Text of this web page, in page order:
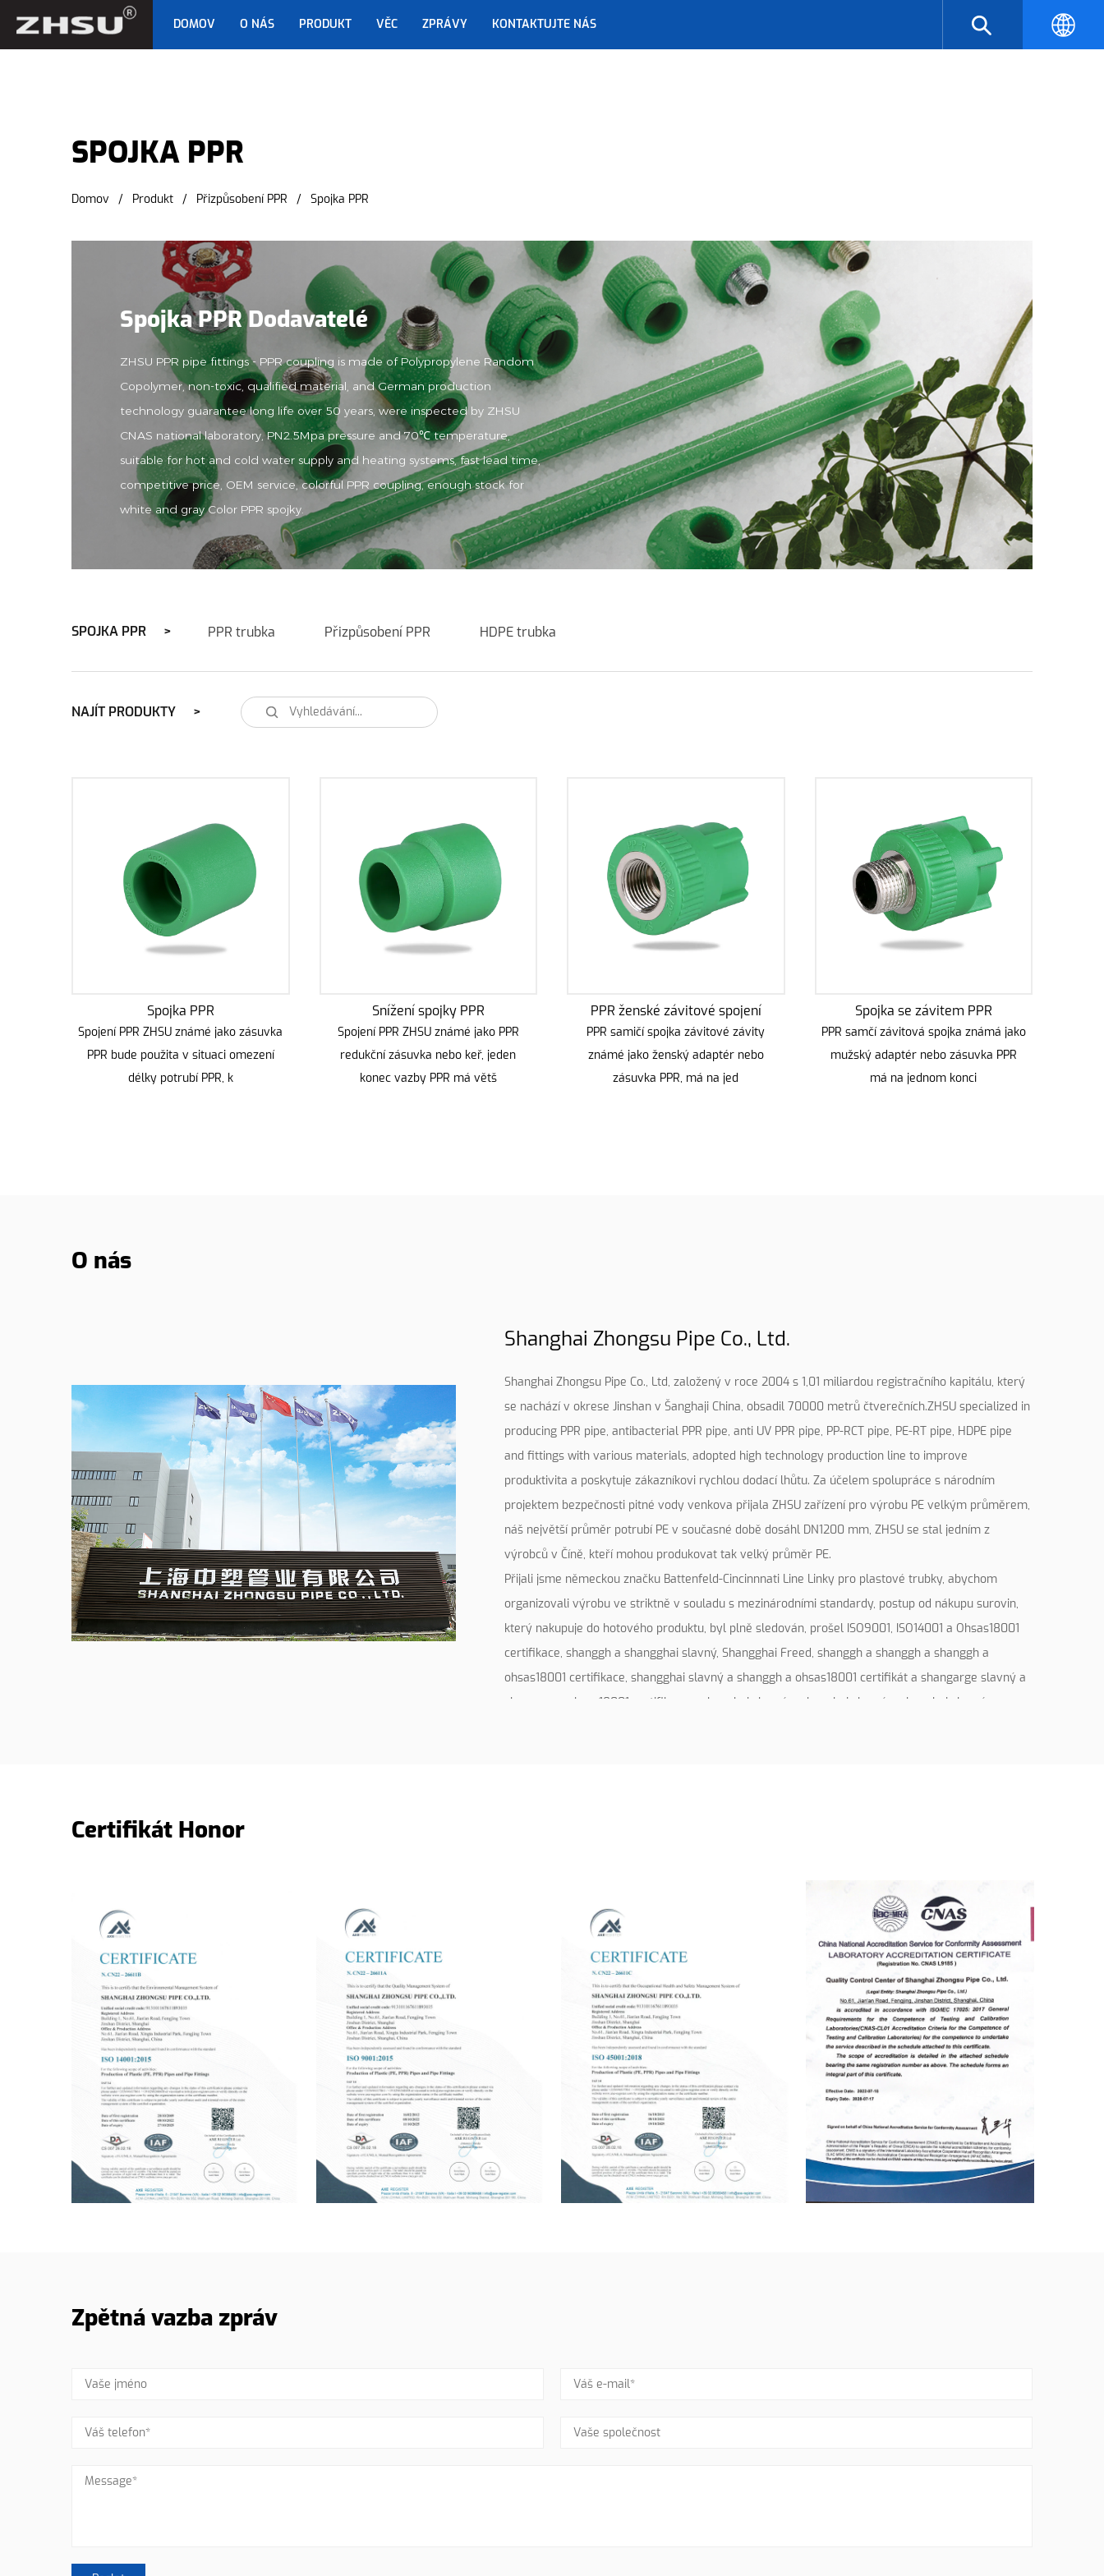
DOMOV O NÁS PRODUKT VĚC ZPRÁVY KONTAKTUJTE NÁS
SPOJKA PPR
SPOJKA PPR
Domov / Produkt / Přizpůsobení PPR / Spojka PPR
Spojka PPR Dodavatelé
ZHSU PPR pipe fittings - PPR coupling is made of Polypropylene Random
Copolymer, non-toxic, qualified material, and German production
technology guarantee long life over 50 years, were inspected by ZHSU
CNAS national laboratory, PN2.5Mpa pressure and 70℃ temperature,
suitable for hot and cold water supply and heating systems, fast lead time,
competitive price, OEM service, colorful PPR coupling, enough stock for
white and gray Color PPR spojky.
SPOJKA PPR PPR trubka Přizpůsobení PPR HDPE trubka
NAJÍT PRODUKTY
Spojka PPR
Spojení PPR ZHSU známé jako zásuvka
PPR bude použita v situaci omezení
délky potrubí PPR, k
Snížení spojky PPR
Spojení PPR ZHSU známé jako PPR
redukční zásuvka nebo keř, jeden
konec vazby PPR má větš
PPR ženské závitové spojení
PPR samičí spojka závitové závity
známé jako ženský adaptér nebo
zásuvka PPR, má na jed
Spojka se závitem PPR
PPR samčí závitová spojka známá jako
mužský adaptér nebo zásuvka PPR
má na jednom konci
O nás
Shanghai Zhongsu Pipe Co., Ltd.
Shanghai Zhongsu Pipe Co., Ltd, založený v roce 2004 s 1,01 miliardou registračního kapitálu, který
se nachází v okrese Jinshan v Šanghaji China, obsadil 70000 metrů čtverečních.ZHSU specialized in
producing PPR pipe, antibacterial PPR pipe, anti UV PPR pipe, PP-RCT pipe, PE-RT pipe, HDPE pipe
and fittings with various materials, adopted high technology production line to improve
produktivita a poskytuje zákazníkovi rychlou dodací lhůtu. Za účelem spolupráce s národním
projektem bezpečnosti pitné vody venkova přijala ZHSU zařízení pro výrobu PE velkým průměrem,
náš největší průměr potrubí PE v současné době dosáhl DN1200 mm, ZHSU se stal jedním z
výrobců v Číně, kteří mohou produkovat tak velký průměr PE.
Přijali jsme německou značku Battenfeld-Cincinnnati Line Linky pro plastové trubky, abychom
organizovali výrobu ve striktně v souladu s mezinárodními standardy, postup od nákupu surovin,
který nakupuje do hotového produktu, byl plně sledován, prošel ISO9001, ISO14001 a Ohsas18001
certifikace, shanggh a shangghai slavný, Shangghai Freed, shanggh a shanggh a shanggh a
ohsas18001 certifikace, shangghai slavný a shanggh a ohsas18001 certifikát a shangarge slavný a
shangarg a ohsas18001 certifikace a shanghai slavný a shanghai slavný a shanghai slavný a
Certifikát Honor
Zpětná vazba zpráv